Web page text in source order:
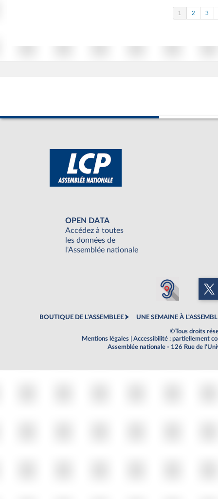
1 2 3
OPEN DATA
Accédez à toutes
les données de
l'Assemblée nationale
BOUTIQUE DE L'ASSEMBLEE UNE SEMAINE À
©Tous droits
Mentions légales
Accessibilité : partiellement
Assemblée nationale - 126 Rue de